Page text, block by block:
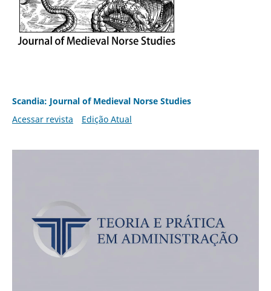
Scandia: Journal of Medieval Norse Studies
Acessar revista
Edição Atual